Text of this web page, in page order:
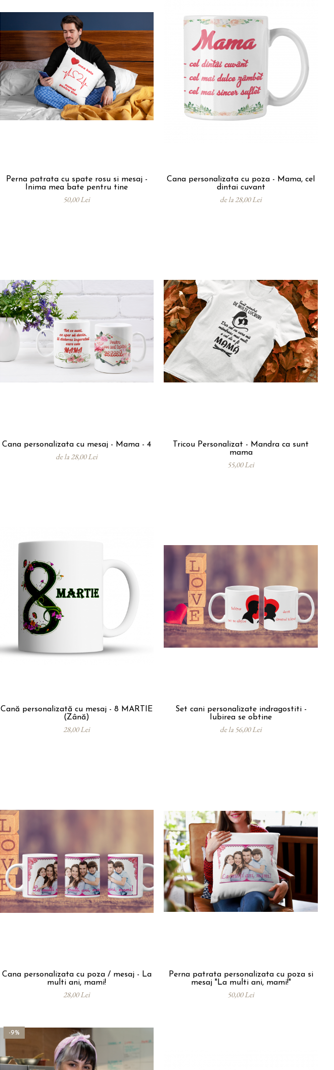
Perna patrata cu spate rosu si mesaj -
Inima mea bate pentru tine
50,00 Lei
Cana personalizata cu poza - Mama, cel
dintai cuvant
de la 28,00 Lei
Cana personalizata cu mesaj - Mama - 4
de la 28,00 Lei
Tricou Personalizat - Mandra ca sunt
mama
55,00 Lei
Cană personalizată cu mesaj - 8 MARTIE
(Zână)
28,00 Lei
Set cani personalizate indragostiti -
Iubirea se obtine
de la 56,00 Lei
Cana personalizata cu poza / mesaj - La
multi ani, mami!
28,00 Lei
Perna patrata personalizata cu poza si
mesaj "La multi ani, mami!"
50,00 Lei
-9%